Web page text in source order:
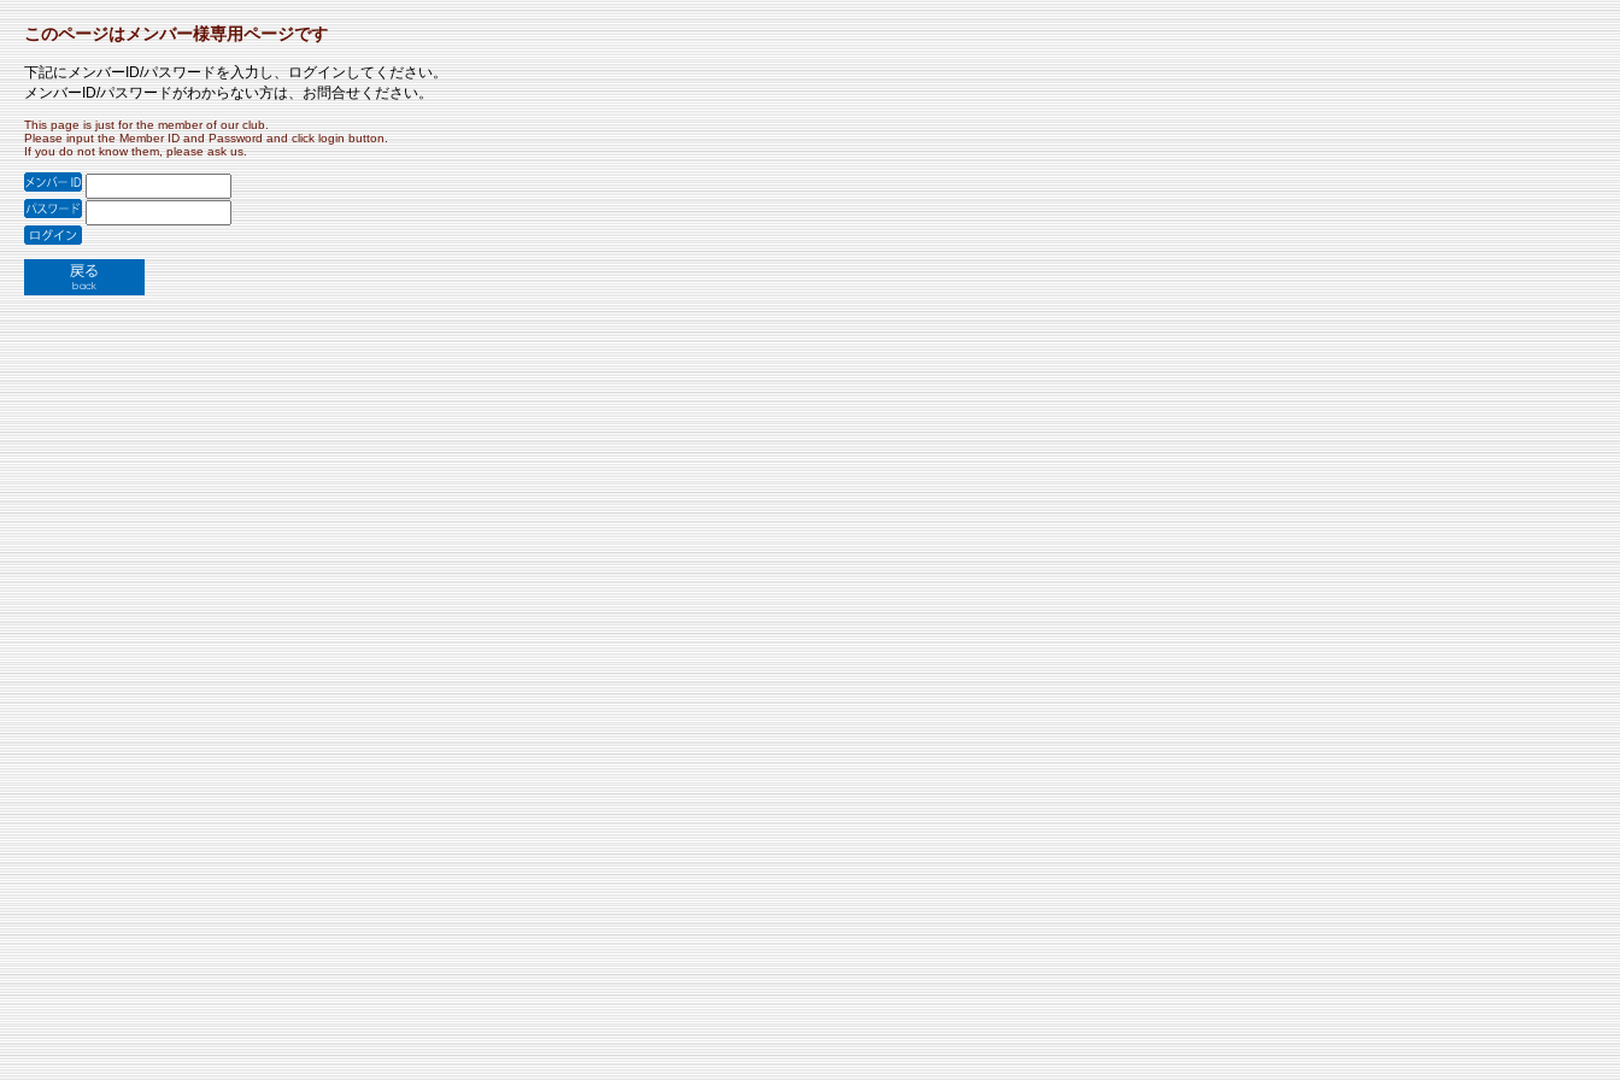
このページはメンバー様専用ページです
下記にメンバーID/パスワードを入力し、ログインしてください。
メンバーID/パスワードがわからない方は、お問合せください。
This page is just for the member of our club.
Please input the Member ID and Password and click login button.
If you do not know them, please ask us.